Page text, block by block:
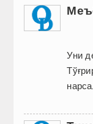
Уни